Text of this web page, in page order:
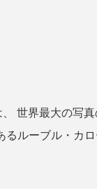
世界最大の写
ルーブル・カ